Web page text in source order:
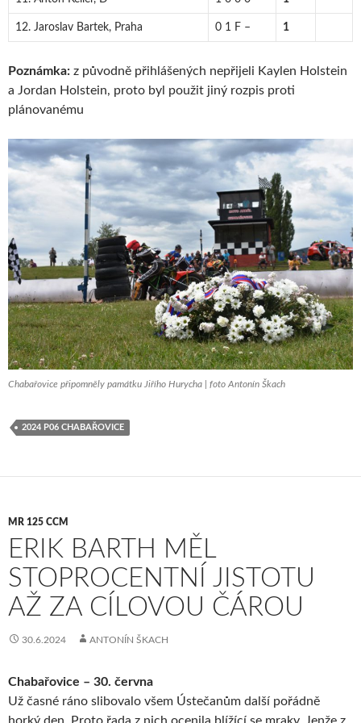
12. Jaroslav Bartek, Praha 0 1 F – 1
Poznámka: z původně přihlášených nepřijeli Kaylen Holstein
a Jordan Holstein, proto byl použit jiný rozpis proti
plánovanému
Chabařovice připomněly památku Jiřího Hurycha | foto Antonín Škach
2024 P06 CHABAŘOVICE
MR 125 CCM
ERIK BARTH MĚL
STOPROCENTNÍ JISTOTU
AŽ ZA CÍLOVOU ČÁROU
30.6.2024 ANTONÍN ŠKACH
Chabařovice – 30. června
Už časné ráno slibovalo všem Ústečanům další pořádně
horký den. Proto řada z nich ocenila blížící se mraky. Jenže z